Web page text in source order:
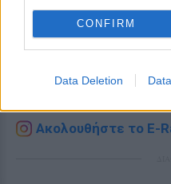
CONFIRM
Data Deletion
Ακολουθήστε το E-
και μάθετε πρώτοιτα
Εσύ μπήκες στο E-
Ακολουθήστε το E-